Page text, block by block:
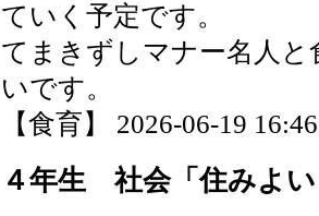
ていく予定です。
てまきずしマナー名人
いです。
【食育】 2026-06-19
４年生 社会「住みよ